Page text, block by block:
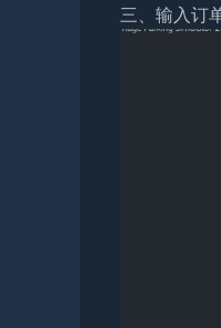
三、输入订